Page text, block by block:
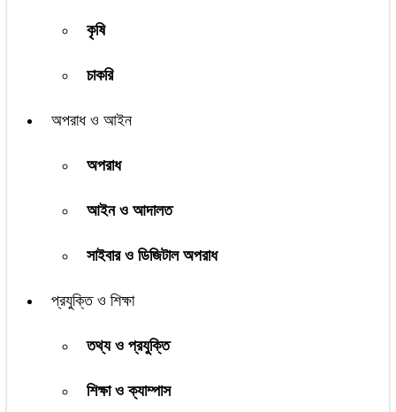
কৃষি
চাকরি
অপরাধ ও আইন
অপরাধ
আইন ও আদালত
সাইবার ও ডিজিটাল অপরাধ
প্রযুক্তি ও শিক্ষা
তথ্য ও প্রযুক্তি
শিক্ষা ও ক্যাম্পাস